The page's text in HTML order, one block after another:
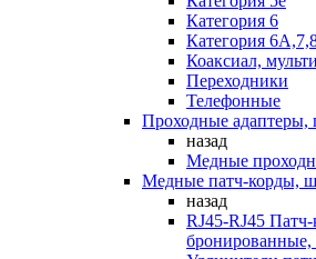
Категория 6
Категория
Коаксиал,
Переходники
Телефонные
Проходные адаптеры,
назад
Медные
Медные патч-корды,
назад
RJ45-RJ45